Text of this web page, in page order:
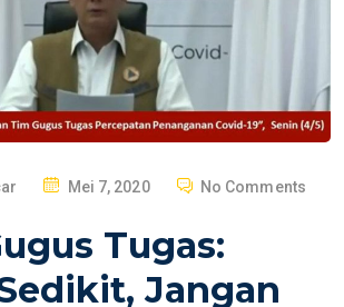
P
S
T
E
Mei 7, 2020 No Comments
Tugas:
Jangan